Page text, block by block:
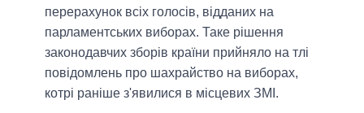
перерахунок всіх голосів, відданих на
парламентських виборах. Таке рішення
законодавчих зборів країни прийняло на тлі
повідомлень про шахрайство на виборах,
котрі раніше з'явилися в місцевих ЗМІ.